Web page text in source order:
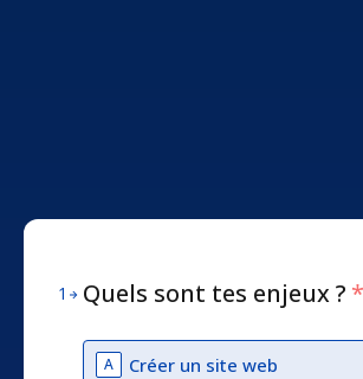
1 Quels sont tes enjeux ? *
A Créer un site web